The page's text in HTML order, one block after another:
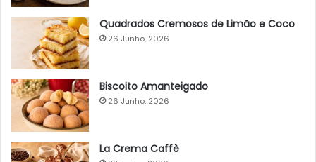
Quadrados Cremosos de Limão e Coco
26 Junho, 2026
Biscoito Amanteigado
26 Junho, 2026
La Crema Caffè